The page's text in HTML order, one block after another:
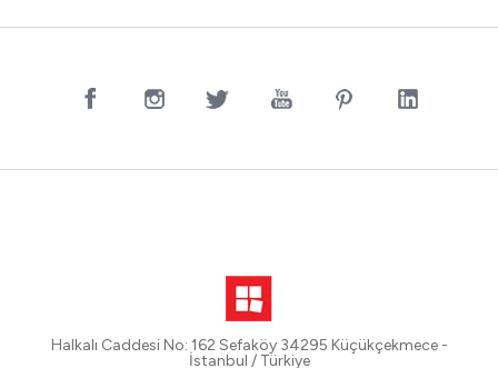
Halkalı Caddesi No: 162 Sefaköy 34295 Küçükçekmece -
İstanbul / Türkiye